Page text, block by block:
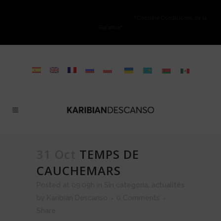
TEMPS DE
CAUCHEMARS